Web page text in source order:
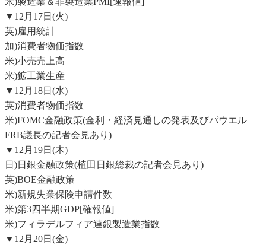
▼12月17日(火)
英)雇用統計
加)消費者物価指数
米)小売売上高
米)鉱工業生産
▼12月18日(水)
英)消費者物価指数
米)FOMC金融政策(金利・経済見通しの発表及びパウエル
FRB議長の記者会見あり)
▼12月19日(木)
日)日銀金融政策(植田日銀総裁の記者会見あり)
英)BOE金融政策
米)新規失業保険申請件数
米)第3四半期GDP[確報値]
米)フィラデルフィア連銀製造業指数
▼12月20日(金)